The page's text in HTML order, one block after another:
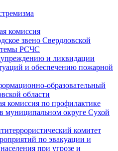
комиссия
звено Свердловской
РСЧС
и ликвидации
и обеспечению пожарной
образовательный
области
комиссия по профилактике
муниципальном округе Сухой
комитет
по эвакуации и
при угрозе и